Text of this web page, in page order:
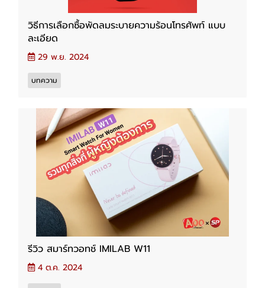
วิธีการเลือกซื้อพัดลมระบายความร้อนโทรศัพท์ แบบ
ละเอียด
29 พ.ย. 2024
บทความ
รีวิว สมาร์ทวอทช์ IMILAB W11
4 ต.ค. 2024